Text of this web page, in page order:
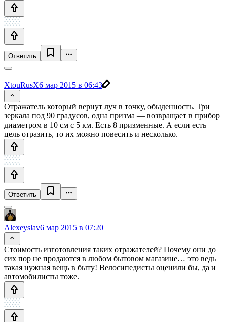
Ответить
XtouRusX6 мар 2015 в 06:43
Отражатель который вернут луч в точку, обыденность. Три
зеркала под 90 градусов, одна призма — возвращает в прибор
диаметром в 10 см с 5 км. Есть 8 призменные. А если есть
цель отразить, то их можно повесить и несколько.
Ответить
Alexeyslav6 мар 2015 в 07:20
Стоимость изготовления таких отражателей? Почему они до
сих пор не продаются в любом бытовом магазине… это ведь
такая нужная вещь в быту! Велосипедисты оценили бы, да и
автомобилисты тоже.